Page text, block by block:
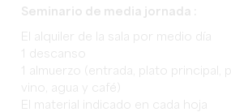
Seminario de media jornada :
El alquiler de la sala por medio día
1 descanso
1 almuerzo (entrada, plato principal,
vino, agua y café)
El material indicado en cada hoja